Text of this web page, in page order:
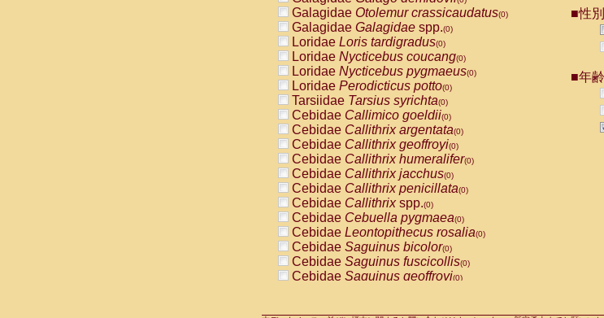
PitheciidaeCallicebus torquatus(0)
PitheciidaeCallicebusspp.
PitheciidaeChiropotes satanas
PitheciidaePithecia monachus
PitheciidaePithecia pithecia (0)
CercopithecidaeCercocebus agilis
CercopithecidaeCercocebus galeritus chrysogaster
CercopithecidaeCercocebus torquatus atys
CercopithecidaeCercocebus torquatus lunulatus
CercopithecidaeCercocebus torquatus torquatus
CercopithecidaeCercocebushybrid
CercopithecidaeCercocebusspp.
CercopithecidaeLophocebus albigena
CercopithecidaePapio anubis
CercopithecidaePapio cynocephalus
CercopithecidaePapio hamadryas
CercopithecidaePapio papio
CercopithecidaePapiospp.(0)
CercopithecidaeMandrillus leucophaeus
CercopithecidaeMandrillus sphinx
CercopithecidaeMacaca arctoides(0)
Galagidae Otolemur crassicaudatus(0)
Galagidae Galagidae spp.(0)
Loridae Loris tardigradus(0)
Loridae Nycticebus coucang(0)
Loridae Nycticebus pygmaeus(0)
Loridae Perodicticus potto(0)
Tarsiidae Tarsius syrichta(0)
Cebidae Callimico goeldii(0)
Cebidae Callithrix argentata(0)
Cebidae Callithrix geoffroyi(0)
Cebidae Callithrix humeralifer(0)
Cebidae Callithrix jacchus(0)
Cebidae Callithrix penicillata(0)
Cebidae Callithrixspp.(0)
Cebidae Cebuella pygmaea(0)
Cebidae Leontopithecus rosalia(0)
Cebidae Saguinus bicolor(0)
Cebidae Saguinus fuscicollis(0)
Cebidae Saguinus geoffroyi(0)
■性別
■年齢